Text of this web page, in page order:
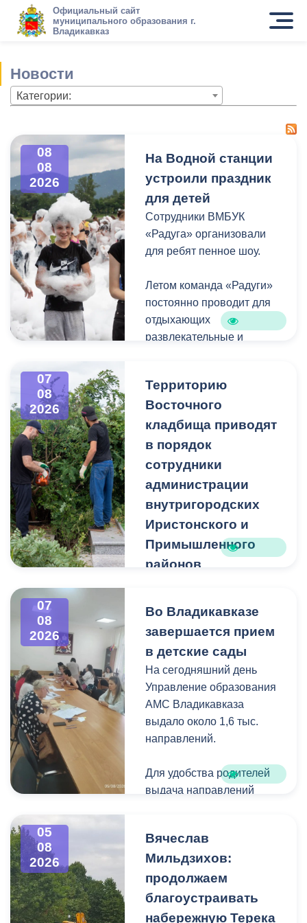
Официальный сайт
муниципального образования г.
Владикавказ
Новости
Категории:
08
08
2026
На Водной станции
устроили праздник
для детей
Сотрудники ВМБУК
«Радуга» организовали
для ребят пенное шоу.
Летом команда «Радуги»
постоянно проводит для
отдыхающих
развлекательные и
07
08
2026
Территорию
Восточного
кладбища приводят
в порядок
сотрудники
администрации
внутригородских
Иристонского и
Примышленного
районов
загущения территории
дикорастущими
деревьями,
муниципальные служащие
с утра косят, пилят
поросль между
захоронениями и
собирают скошенную
07
08
2026
Во Владикавказе
завершается прием
в детские сады
На сегодняшний день
Управление образования
АМС Владикавказа
выдало около 1,6 тыс.
направлений.
Для удобства родителей
выдача направлений
очередей и долгого
ожидания.
Прием в детские сады
начался 15 июля и
05
08
2026
Вячеслав
Мильдзихов:
продолжаем
благоустраивать
набережную Терека